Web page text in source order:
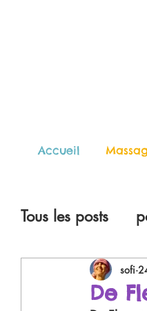
Accueil
Tous les posts
De
sofi